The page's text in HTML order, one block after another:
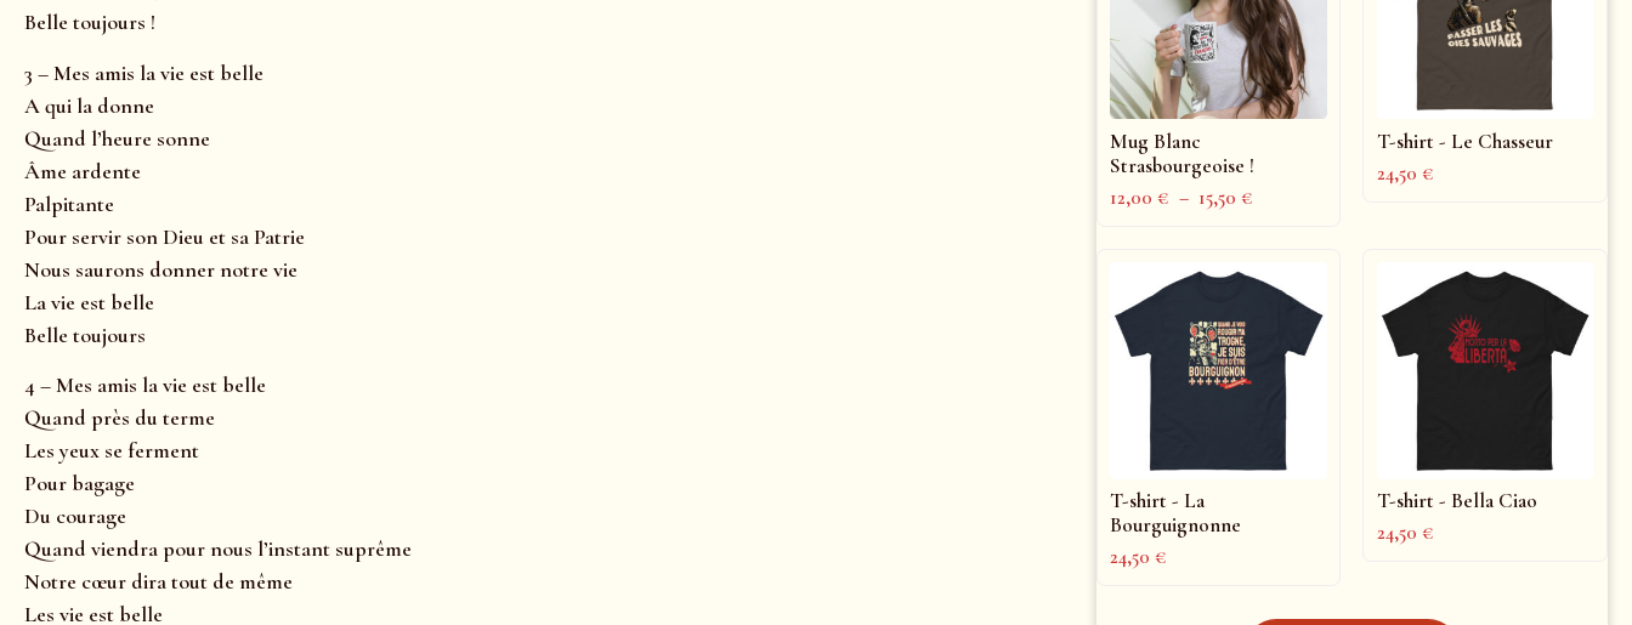
Belle toujours !
3 – Mes amis la vie est belle
A qui la donne
Quand l’heure sonne
Âme ardente
Palpitante
Pour servir son Dieu et sa Patrie
Nous saurons donner notre vie
La vie est belle
Belle toujours
4 – Mes amis la vie est belle
Quand près du terme
Les yeux se ferment
Pour bagage
Du courage
Quand viendra pour nous l’instant suprême
Notre cœur dira tout de même
Les vie est belle
Mug Blanc
Strasbourgeoise !
12,00€ – 15,50€
T-shirt - Le Chasseur
24,50€
T-shirt - La
Bourguignonne
24,50€
T-shirt - Bella Ciao
24,50€